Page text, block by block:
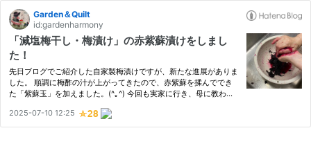
Garden＆Quilt
id:gardenharmony
「減塩梅干し・梅漬け」の赤紫蘇漬けをしまし
た！
先日ブログでご紹介した自家製梅漬けですが、新たな進展がありま
した。 順調に梅酢の汁が上がってきたので、赤紫蘇を揉んででき
た「紫蘇玉」を加えました。(^｡^) 今回も実家に行き、母に教わり
の色を決定づける大事な工程だと改めて教えてもらいました。 今…
2025-07-10 12:25